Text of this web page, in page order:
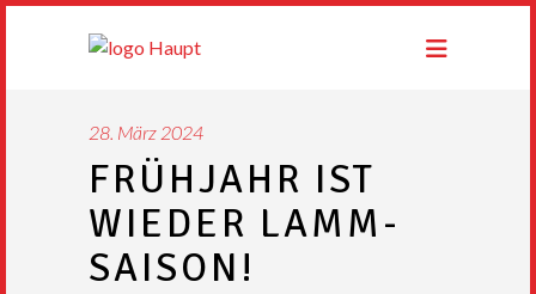
28. März 2024
FRÜHJAHR IST
WIEDER LAMM-
SAISON!